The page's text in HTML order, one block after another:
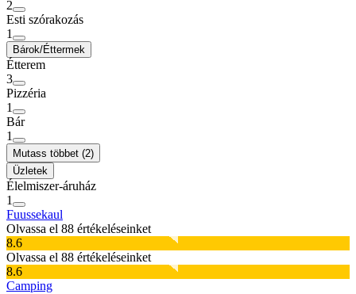
2
Esti szórakozás
1
Bárok/Éttermek
Étterem
3
Pizzéria
1
Bár
1
Mutass többet (2)
Üzletek
Élelmiszer-áruház
1
Fuussekaul
Olvassa el 88 értékeléseinket
8.6
Olvassa el 88 értékeléseinket
8.6
Camping